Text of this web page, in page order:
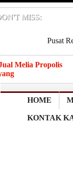
MISS:
Pusat
Pusat
Pusat
HOME
KONTAK